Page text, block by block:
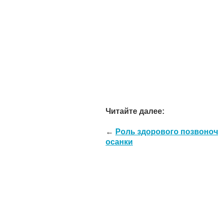
Читайте далее:
← Роль здорового
осанки